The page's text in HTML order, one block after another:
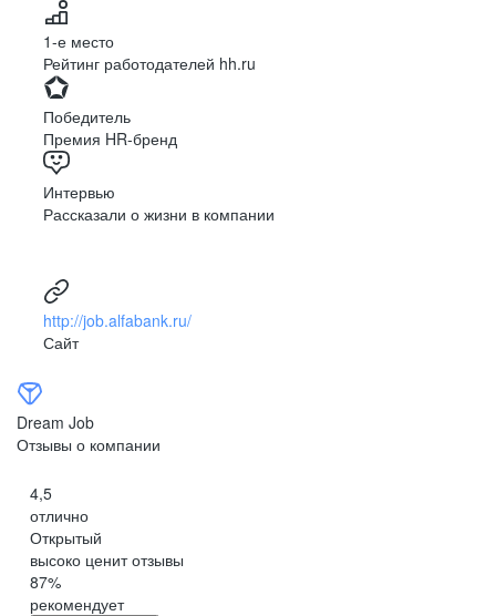
1-е место
Рейтинг работодателей hh.ru
Победитель
Премия HR-бренд
Интервью
Рассказали о жизни в компании
http://job.alfabank.ru/
Сайт
Dream Job
Отзывы о компании
4,5
отлично
Открытый
высоко ценит отзывы
87%
рекомендует